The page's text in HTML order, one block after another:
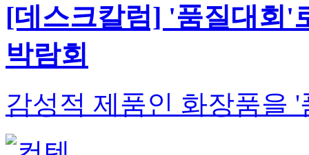
[데스크칼럼] '품질대회'
박람회
감성적 제품인 화장품을